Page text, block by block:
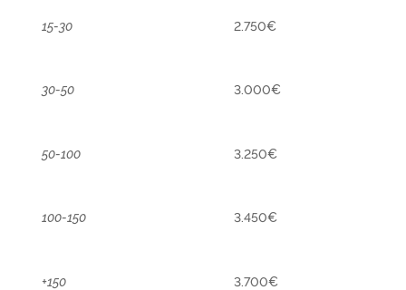
15-30 2.750€
30-50 3.000€
50-100 3.250€
100-150 3.450€
+150 3.700€